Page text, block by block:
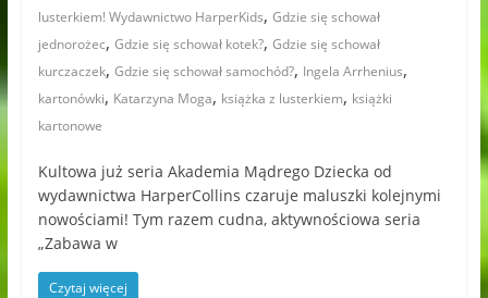
lusterkiem! Wydawnictwo HarperKids, Gdzie się schował
jednorożec, Gdzie się schował kotek?, Gdzie się schował
kurczaczek, Gdzie się schował samochód?, Ingela Arrhenius,
kartonówki, Katarzyna Moga, książka z lusterkiem, książki
kartonowe
Kultowa już seria Akademia Mądrego Dziecka od
wydawnictwa HarperCollins czaruje maluszki kolejnymi
nowościami! Tym razem cudna, aktywnościowa seria
„Zabawa w
Czytaj więcej